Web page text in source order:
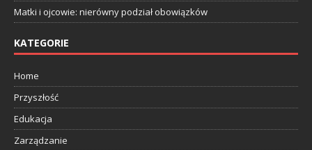
Matki i ojcowie: nierówny podział obowiązków
KATEGORIE
Home
Przyszłość
Edukacja
Zarządzanie